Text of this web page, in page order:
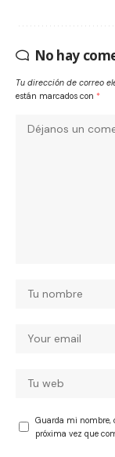
No hay
Tu dirección de correo
están marcados con *
Guarda mi nombre,
próxima vez que